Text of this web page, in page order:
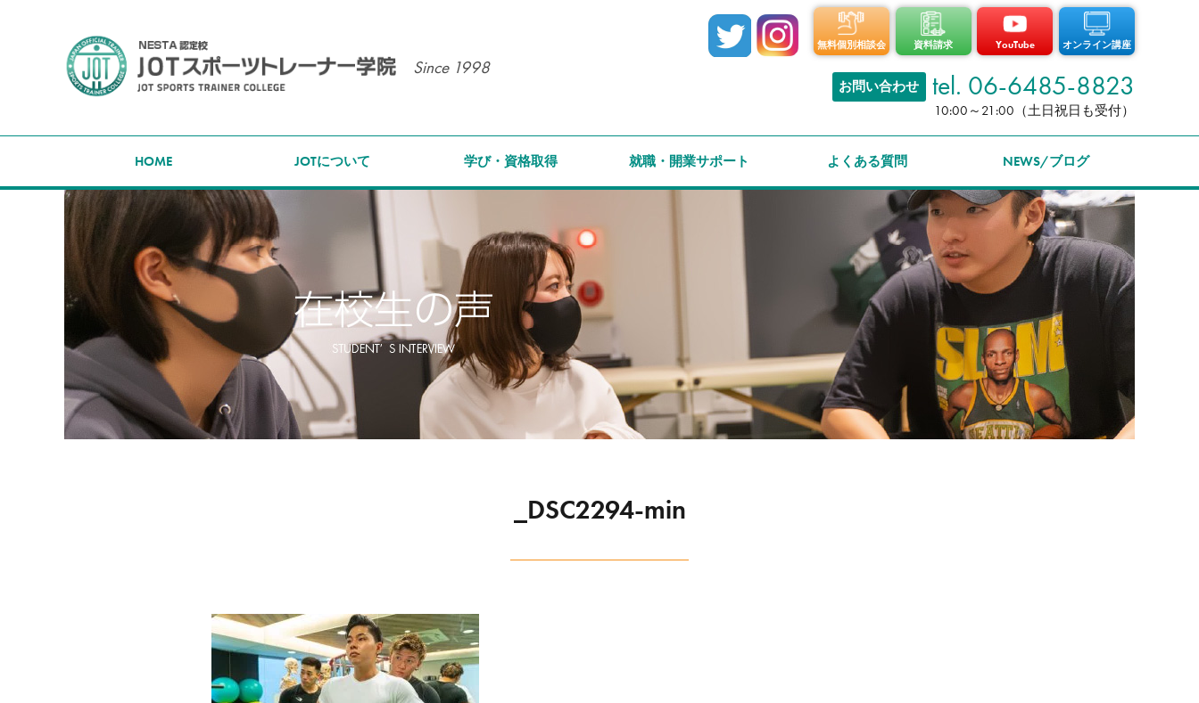
Since 1998
無料個別相談会 資料請求 YouTube オンライン講座
お問い合わせ tel. 06-6485-8823
10:00～21:00（土日祝日も受付）
HOME JOTについて 学び・資格取得 就職・開業サポート よくある質問 NEWS/ブログ
_DSC2294-min